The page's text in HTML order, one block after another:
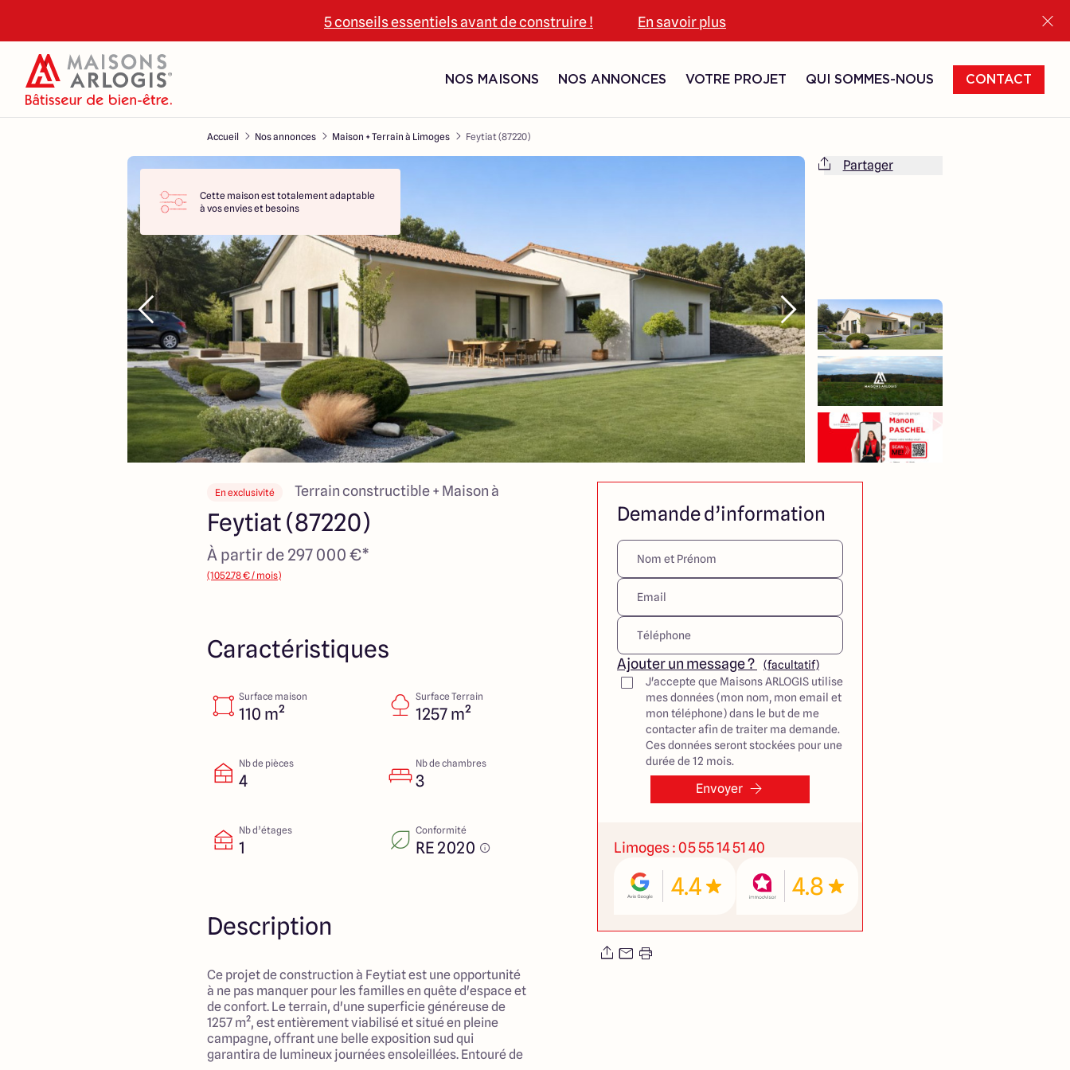
5 conseils essentiels avant de construire ! En savoir plus
NOS MAISONS NOS ANNONCES VOTRE PROJET QUI SOMMES-NOUS CONTACT
Accueil Nos annonces Maison + Terrain à Limoges Feytiat (87220)
Cette maison est totalement adaptable
à vos envies et besoins
Partager
En exclusivité Terrain constructible + Maison à
Feytiat (87220)
À partir de 297 000 €*
(1052.78 € / mois)
Caractéristiques
Surface maison
110 m²
Surface Terrain
1257 m²
Nb de pièces
4
Nb de chambres
3
Nb d’étages
1
Conformité
RE 2020
Description
Ce projet de construction à Feytiat est une opportunité
à ne pas manquer pour les familles en quête d'espace et
de confort. Le terrain, d'une superficie généreuse de
1257 m², est entièrement viabilisé et situé en pleine
campagne, offrant une belle exposition sud qui
garantira de lumineux journées ensoleillées. Entouré de
Demande d’information
Ajouter un message ?
(facultatif)
J'accepte que Maisons ARLOGIS utilise
mes données (mon nom, mon email et
mon téléphone) dans le but de me
contacter afin de traiter ma demande.
Ces données seront stockées pour une
durée de 12 mois.
Envoyer
Limoges : 05 55 14 51 40
4.4 4.8